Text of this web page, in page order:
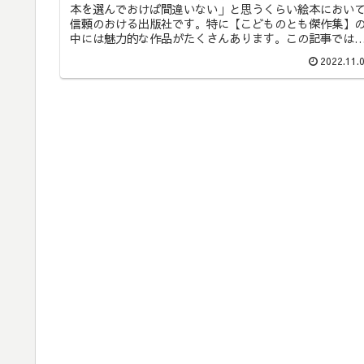
本を選んでおけば間違いない」と思うくらい絵本において
信頼のおける出版社です。特に【こどものとも傑作集】の
中には魅力的な作品がたくさんあります。この記事では、
福音館書店こどものとも傑作集の中から、子どもに読み聞
かせたいおすすめの絵本6冊を厳選してご紹介します。